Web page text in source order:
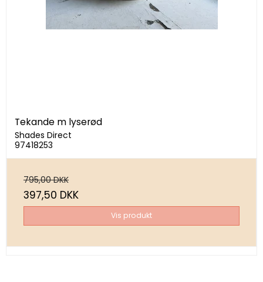
Tekande m lyserød
Shades Direct
97418253
795,00 DKK
397,50 DKK
Vis produkt